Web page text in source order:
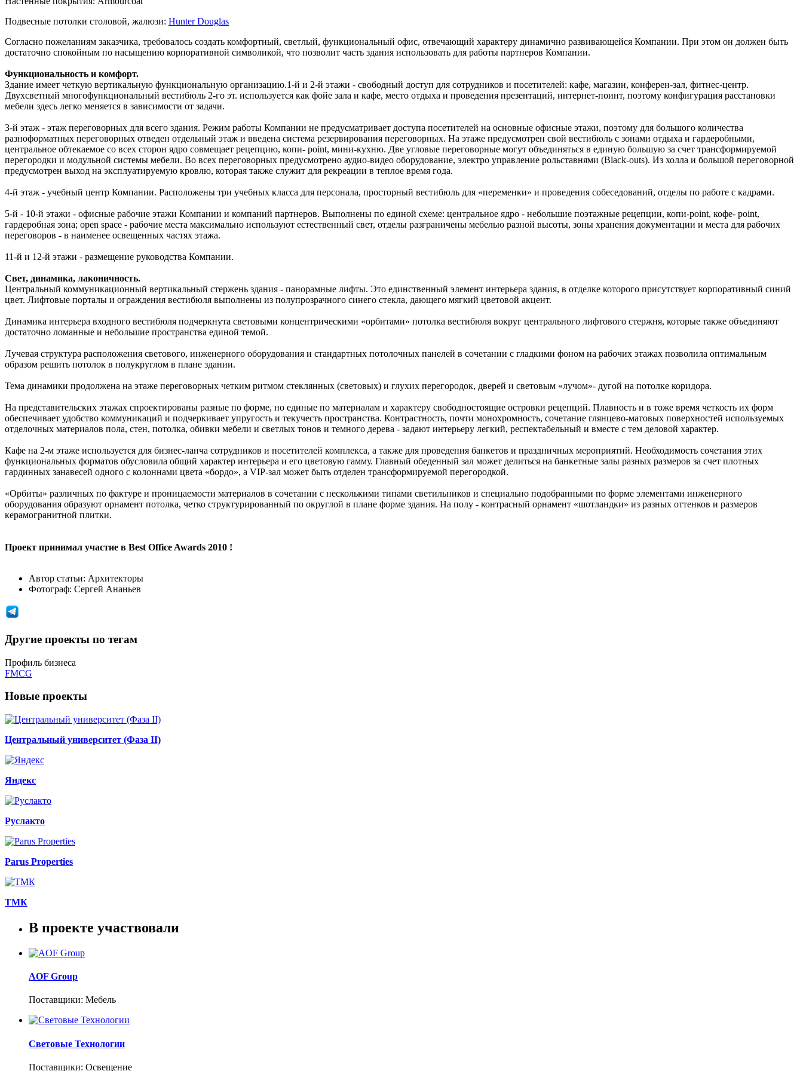
Подвесные потолки столовой, жалюзи: Hunter Douglas
Согласно пожеланиям заказчика, требовалось создать комфортный, светлый, функциональный офис, отвечающий характеру динамично развивающейся Компании. При этом он должен быть
достаточно спокойным по насыщению корпоративной символикой, что позволит часть здания использовать для работы партнеров Компании.
Функциональность и комфорт.
Здание имеет четкую вертикальную функциональную организацию.1-й и 2-й этажи - свободный доступ для сотрудников и посетителей: кафе, магазин, конферен-зал, фитнес-центр.
Двухсветный многофункциональный вестибюль 2-го эт. используется как фойе зала и кафе, место отдыха и проведения презентаций, интернет-поинт, поэтому конфигурация расстановки
мебели здесь легко меняется в зависимости от задачи.
3-й этаж - этаж переговорных для всего здания. Режим работы Компании не предусматривает доступа посетителей на основные офисные этажи, поэтому для большого количества
разноформатных переговорных отведен отдельный этаж и введена система резервирования переговорных. На этаже предусмотрен свой вестибюль с зонами отдыха и гардеробными,
центральное обтекаемое со всех сторон ядро совмещает рецепцию, копи- point, мини-кухню. Две угловые переговорные могут объединяться в единую большую за счет трансформируемой
перегородки и модульной системы мебели. Во всех переговорных предусмотрено аудио-видео оборудование, электро управление рольставнями (Black-outs). Из холла и большой переговорной
предусмотрен выход на эксплуатируемую кровлю, которая также служит для рекреации в теплое время года.
4-й этаж - учебный центр Компании. Расположены три учебных класса для персонала, просторный вестибюль для «переменки» и проведения собеседований, отделы по работе с кадрами.
5-й - 10-й этажи - офисные рабочие этажи Компании и компаний партнеров. Выполнены по единой схеме: центральное ядро - небольшие поэтажные рецепции, копи-point, кофе- point,
гардеробная зона; open space - рабочие места максимально используют естественный свет, отделы разграничены мебелью разной высоты, зоны хранения документации и места для рабочих
переговоров - в наименее освещенных частях этажа.
11-й и 12-й этажи - размещение руководства Компании.
Свет, динамика, лаконичность.
Центральный коммуникационный вертикальный стержень здания - панорамные лифты. Это единственный элемент интерьера здания, в отделке которого присутствует корпоративный синий
цвет. Лифтовые порталы и ограждения вестибюля выполнены из полупрозрачного синего стекла, дающего мягкий цветовой акцент.
Динамика интерьера входного вестибюля подчеркнута световыми концентрическими «орбитами» потолка вестибюля вокруг центрального лифтового стержня, которые также объединяют
достаточно ломанные и небольшие пространства единой темой.
Лучевая структура расположения светового, инженерного оборудования и стандартных потолочных панелей в сочетании с гладкими фоном на рабочих этажах позволила оптимальным
образом решить потолок в полукруглом в плане здании.
Тема динамики продолжена на этаже переговорных четким ритмом стеклянных (световых) и глухих перегородок, дверей и световым «лучом»- дугой на потолке коридора.
На представительских этажах спроектированы разные по форме, но единые по материалам и характеру свободностоящие островки рецепций. Плавность и в тоже время четкость их форм
обеспечивает удобство коммуникаций и подчеркивает упругость и текучесть пространства. Контрастность, почти монохромность, сочетание глянцево-матовых поверхностей используемых
отделочных материалов пола, стен, потолка, обивки мебели и светлых тонов и темного дерева - задают интерьеру легкий, респектабельный и вместе с тем деловой характер.
Кафе на 2-м этаже используется для бизнес-ланча сотрудников и посетителей комплекса, а также для проведения банкетов и праздничных мероприятий. Необходимость сочетания этих
функциональных форматов обусловила общий характер интерьера и его цветовую гамму. Главный обеденный зал может делиться на банкетные залы разных размеров за счет плотных
гардинных занавесей одного с колоннами цвета «бордо», а VIP-зал может быть отделен трансформируемой перегородкой.
«Орбиты» различных по фактуре и проницаемости материалов в сочетании с несколькими типами светильников и специально подобранными по форме элементами инженерного
оборудования образуют орнамент потолка, четко структурированный по округлой в плане форме здания. На полу - контрасный орнамент «шотландки» из разных оттенков и размеров
керамогранитной плитки.
Проект принимал участие в Best Office Awards 2010 !
Автор статьи: Архитекторы
Фотограф: Сергей Ананьев
Другие проекты по тегам
Профиль бизнеса
FMCG
Новые проекты
Центральный университет (Фаза II)
Яндекс
Руслакто
Parus Properties
ТМК
В проекте участвовали
AOF Group
Поставщики: Мебель
Световые Технологии
Поставщики: Освещение